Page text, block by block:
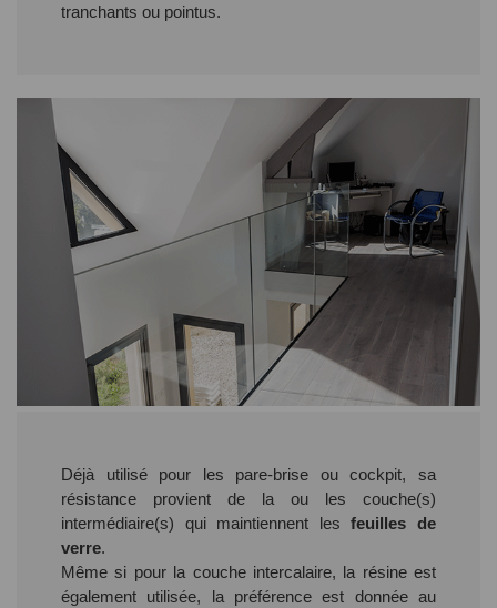
tranchants ou pointus.
Déjà utilisé pour les pare-brise ou cockpit, sa
résistance provient de la ou les couche(s)
intermédiaire(s) qui maintiennent lesfeuilles de
verre.
Même si pour la couche intercalaire, la résine est
également utilisée, la préférence est donnée au